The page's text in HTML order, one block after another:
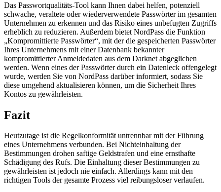
Das Passwortqualitäts-Tool kann Ihnen dabei helfen, potenziell
schwache, veraltete oder wiederverwendete Passwörter im gesamten
Unternehmen zu erkennen und das Risiko eines unbefugten Zugriffs
erheblich zu reduzieren. Außerdem bietet NordPass die Funktion
„Kompromittierte Passwörter“, mit der die gespeicherten Passwörter
Ihres Unternehmens mit einer Datenbank bekannter
kompromittierter Anmeldedaten aus dem Darknet abgeglichen
werden. Wenn eines der Passwörter durch ein Datenleck offengelegt
wurde, werden Sie von NordPass darüber informiert, sodass Sie
diese umgehend aktualisieren können, um die Sicherheit Ihres
Kontos zu gewährleisten.
Fazit
Heutzutage ist die Regelkonformität untrennbar mit der Führung
eines Unternehmens verbunden. Bei Nichteinhaltung der
Bestimmungen drohen saftige Geldstrafen und eine ernsthafte
Schädigung des Rufs. Die Einhaltung dieser Bestimmungen zu
gewährleisten ist jedoch nie einfach. Allerdings kann mit den
richtigen Tools der gesamte Prozess viel reibungsloser verlaufen.